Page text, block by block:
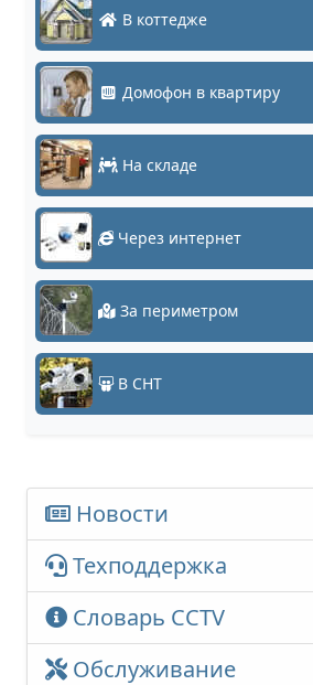
В коттедже
Домофон в квартиру
На складе
Через интернет
За периметром
В СНТ
Новости
Техподдержка
Словарь CCTV
Обслуживание